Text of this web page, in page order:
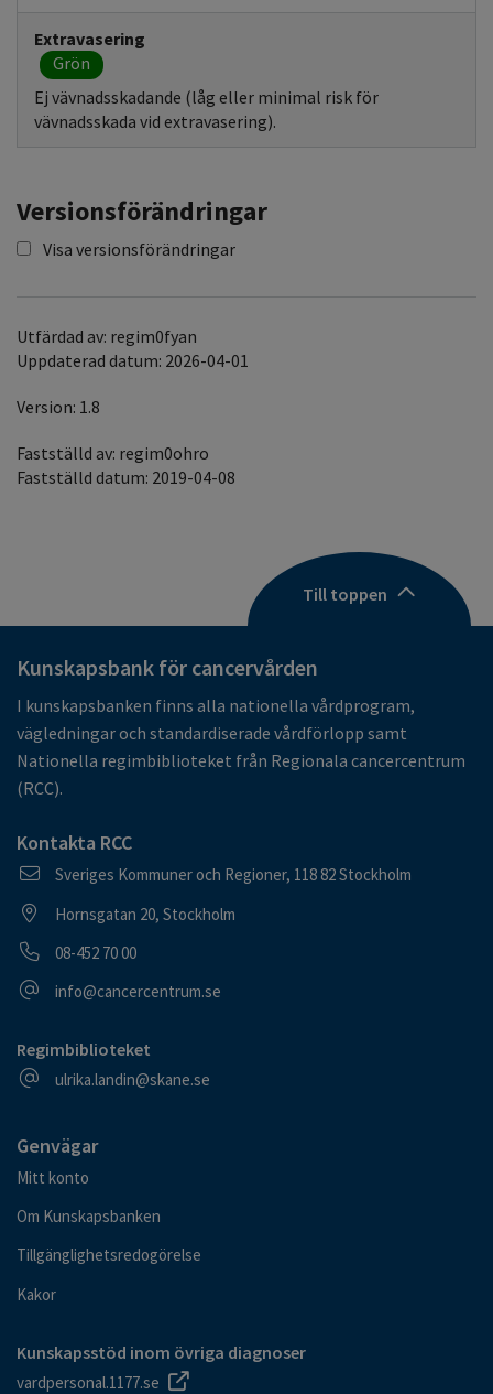
Extravasering
Grön
Ej vävnadsskadande (låg eller minimal risk för
vävnadsskada vid extravasering).
Versionsförändringar
Visa versionsförändringar
Utfärdad av: regim0fyan
Uppdaterad datum: 2026-04-01
Version: 1.8
Fastställd av: regim0ohro
Fastställd datum: 2019-04-08
Till toppen
Kunskapsbank för cancervården
I kunskapsbanken finns alla nationella vårdprogram,
vägledningar och standardiserade vårdförlopp samt
Nationella regimbiblioteket från Regionala cancercentrum
(RCC).
Kontakta RCC
Postadress
Sveriges Kommuner och Regioner, 118 82 Stockholm
Besöksadress
Hornsgatan 20, Stockholm
Telefonnummer
08-452 70 00
E-postadress
info@cancercentrum.se
Regimbiblioteket
E-postadress
ulrika.landin@skane.se
Genvägar
Mitt konto
Om Kunskapsbanken
Tillgänglighetsredogörelse
Kakor
Kunskapsstöd inom övriga diagnoser
vardpersonal.1177.se